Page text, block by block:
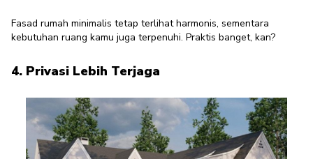
Fasad rumah minimalis tetap terlihat harmonis, sementara
kebutuhan ruang kamu juga terpenuhi. Praktis banget, kan?
4. Privasi Lebih Terjaga